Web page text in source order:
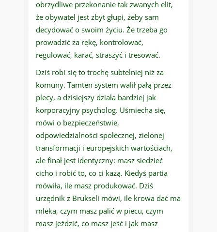
obrzydliwe przekonanie tak zwanych elit,
że obywatel jest zbyt głupi, żeby sam
decydować o swoim życiu. Że trzeba go
prowadzić za rękę, kontrolować,
regulować, karać, straszyć i tresować.
Dziś robi się to trochę subtelniej niż za
komuny. Tamten system walił pałą przez
plecy, a dzisiejszy działa bardziej jak
korporacyjny psycholog. Uśmiecha się,
mówi o bezpieczeństwie,
odpowiedzialności społecznej, zielonej
transformacji i europejskich wartościach,
ale finał jest identyczny: masz siedzieć
cicho i robić to, co ci każą. Kiedyś partia
mówiła, ile masz produkować. Dziś
urzędnik z Brukseli mówi, ile krowa dać ma
mleka, czym masz palić w piecu, czym
masz jeździć, co masz jeść i jak masz